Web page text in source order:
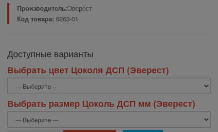
Производитель:Эверест
Код товара: 6263-01
Доступные варианты
Выбрать цвет Цоколя ДСП (Эверест)
Выбрать размер Цоколь ДСП мм (Эверест)